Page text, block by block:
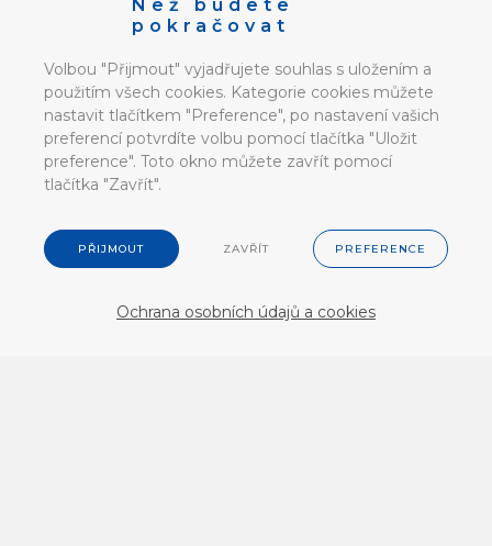
Než budete
pokračovat
Volbou "Přijmout" vyjadřujete souhlas s uložením a
použitím všech cookies. Kategorie cookies můžete
nastavit tlačítkem "Preference", po nastavení vašich
preferencí potvrdíte volbu pomocí tlačítka "Uložit
preference". Toto okno můžete zavřít pomocí
tlačítka "Zavřít".
PŘIJMOUT ZAVŘÍT PREFERENCE
Ochrana osobních údajů a cookies